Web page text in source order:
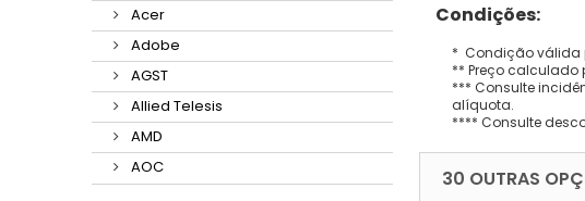
Acer
Adobe
AGST
Allied Telesis
AMD
AOC
Condições:
* Condição válida
** Preço calculado
*** Consulte
alíquota.
**** Consulte
30 OUTRAS